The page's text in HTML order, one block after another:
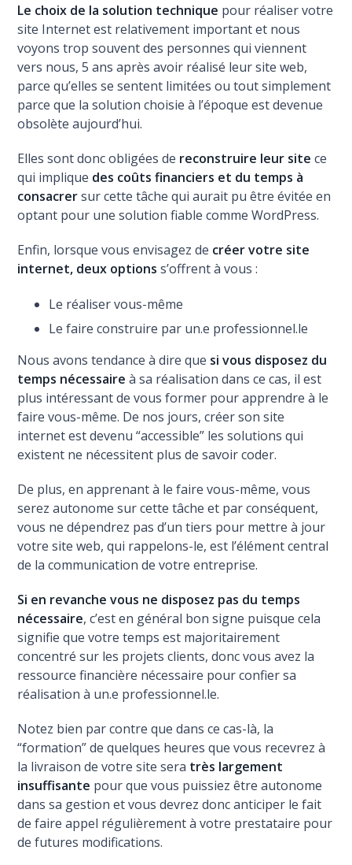
Le choix de la solution technique pour réaliser votre
site Internet est relativement important et nous
voyons trop souvent des personnes qui viennent
vers nous, 5 ans après avoir réalisé leur site web,
parce qu’elles se sentent limitées ou tout simplement
parce que la solution choisie à l’époque est devenue
obsolète aujourd’hui.
Elles sont donc obligées de reconstruire leur site ce
qui implique des coûts financiers et du temps à
consacrersur cette tâche qui aurait pu être évitée en
optant pour une solution fiable comme WordPress.
Enfin, lorsque vous envisagez de créer votre site
internet, deux options s’offrent à vous :
Le réaliser vous-même
Le faire construire par un.e professionnel.le
Nous avons tendance à dire que si vous disposez du
temps nécessaire à sa réalisation dans ce cas, il est
plus intéressant de vous former pour apprendre à le
faire vous-même. De nos jours, créer son site
internet est devenu “accessible” les solutions qui
existent ne nécessitent plus de savoir coder.
De plus, en apprenant à le faire vous-même, vous
serez autonome sur cette tâche et par conséquent,
vous ne dépendrez pas d’un tiers pour mettre à jour
votre site web, qui rappelons-le, est l’élément central
de la communication de votre entreprise.
Si en revanche vous ne disposez pas du temps
nécessaire, c’est en général bon signe puisque cela
signifie que votre temps est majoritairement
concentré sur les projets clients, donc vous avez la
ressource financière nécessaire pour confier sa
réalisation à un.e professionnel.le.
Notez bien par contre que dans ce cas-là, la
“formation” de quelques heures que vous recevrez à
la livraison de votre site sera très largement
insuffisante pour que vous puissiez être autonome
dans sa gestion et vous devrez donc anticiper le fait
de faire appel régulièrement à votre prestataire pour
de futures modifications.